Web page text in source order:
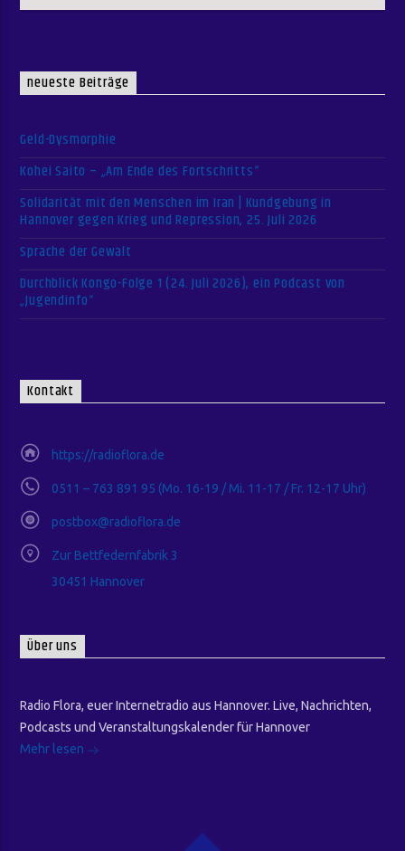
neueste Beiträge
Geld-Dysmorphie
Kohei Saito – „Am Ende des Fortschritts“
Solidarität mit den Menschen im Iran | Kundgebung in
Hannover gegen Krieg und Repression, 25. Juli 2026
Sprache der Gewalt
Durchblick Kongo-Folge 1 (24. Juli 2026), ein Podcast von
„Jugendinfo“
Kontakt
https://radioflora.de
0511 – 763 891 95 (Mo. 16-19 / Mi. 11-17 / Fr. 12-17 Uhr)
postbox@radioflora.de
Zur Bettfedernfabrik 3
30451 Hannover
Über uns
Radio Flora, euer Internetradio aus Hannover. Live, Nachrichten,
Podcasts und Veranstaltungskalender für Hannover
Mehr lesen